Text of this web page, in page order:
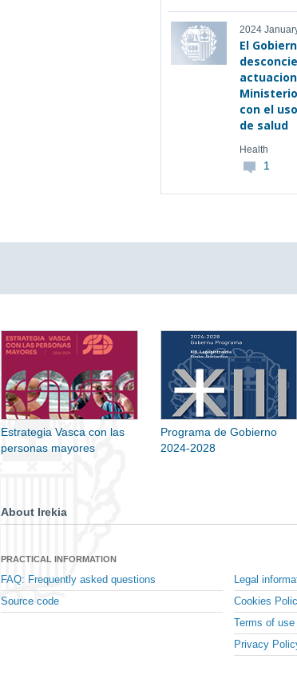
2024
El
con el
de salud
Health
1
Estrategia Vasca con las
personas mayores
Programa de Gobierno
2024-2028
About Irekia
PRACTICAL INFORMATION
FAQ: Frequently asked questions
Source code
Legal
Cookies
Terms of use
Privacy